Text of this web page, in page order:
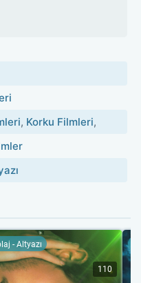
, Korku Filmleri,
- Altyazı
110